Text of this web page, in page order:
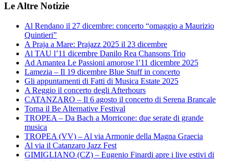
Le Altre Notizie
Al Rendano il 27 dicembre: concerto “omaggio a Maurizio
Quintieri”
A Praja a Mare: Prajazz 2025 il 23 dicembre
Al TAU l’11 dicembre Danilo Rea Chansons Trio
Ad Amantea Le Passioni amorose l’11 dicembre 2025
Lamezia – Il 19 dicembre Blue Stuff in concerto
Gli appuntamenti di Fatti di Musica Estate 2025
A Reggio il concerto degli Afterhours
CATANZARO – Il 6 agosto il concerto di Serena Brancale
Torna il Be Alternative Festival
TROPEA – Da Bach a Morricone: due serate di grande
musica
TROPEA (VV) – Al via Armonie della Magna Graecia
Al via il Catanzaro Jazz Fest
GIMIGLIANO (CZ) – Eugenio Finardi apre i live estivi di